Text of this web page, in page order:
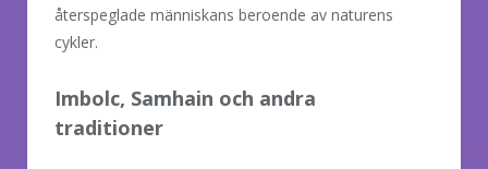
återspeglade människans beroende av naturens
cykler.
Imbolc, Samhain och andra
traditioner